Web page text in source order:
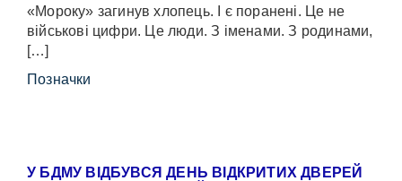
«Мороку» загинув хлопець. І є поранені. Це не
військові цифри. Це люди. З іменами. З родинами,
[…]
Позначки
У БДМУ ВІДБУВСЯ ДЕНЬ ВІДКРИТИХ ДВЕРЕЙ